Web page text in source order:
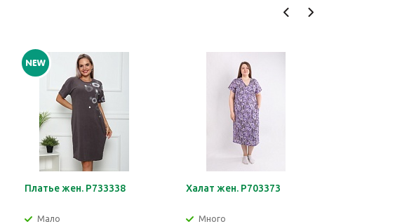
Платье жен. Р733338
Мало
Халат жен. Р703373
Много